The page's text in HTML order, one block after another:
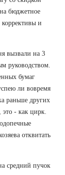
бюджетное
и
вызвали на 3
руководством.
бумаг
ли вовремя
раньше других
это - как цирк.
отквитать
средний пучок